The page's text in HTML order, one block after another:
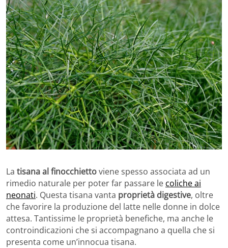
La tisana al finocchiettoviene spesso associata ad un
rimedio naturale per poter far passare le coliche ai
neonati. Questa tisana vanta proprietà digestive, oltre
che favorire la produzione del latte nelle donne in dolce
attesa. Tantissime le proprietà benefiche, ma anche le
controindicazioni che si accompagnano a quella che si
presenta come un’innocua tisana.